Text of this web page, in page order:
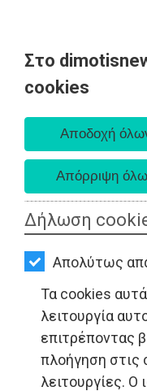
Στο
cookies
Δήλωση
Απολύτως
Τα cookies αυτά
λειτουργία
επιτρέποντας
πλοήγηση στις
λειτουργίες. Ο
AΡΧΙΚΗ
ΕΙΔΗΣΕΙΣ
ΠΟΛΙΤΙΚΗ
ΤΟΠΙΚΗ
ΟΙΚΟΝΟΜΙΑ
ΑΘΛΗΤΙΣΜΟΣ
ΠΟΛΙΤΙΣΜΟΣ
ΣΠΙΤΙ-
ΚΗΠΟΣ
ΤΟΠΙΚΗ